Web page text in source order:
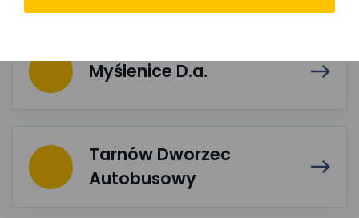
Myślenice D.a.
Tarnów Dworzec
Autobusowy